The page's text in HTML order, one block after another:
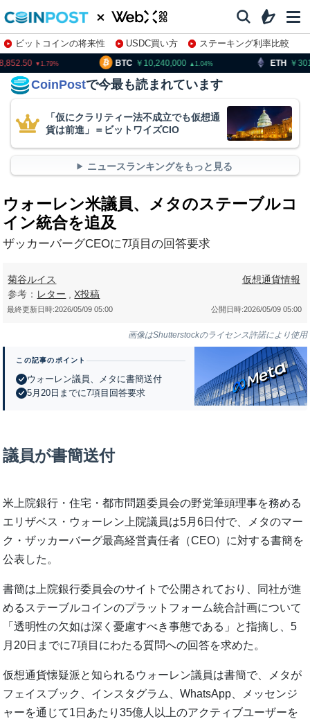
ビットコインの将来性 USDC買い方
ステーキング利率比較
株特集・関連銘柄
BTC 10,240,000 1.04 ETH
1.79
CoinPostで今最も読まれています
「仮にクラリティー法不成立でも仮想通
貨は前進」＝ビットワイズCIO
ニュースランキングをもっと見る
ウォーレン米議員、メタのステーブルコ
イン統合を追及
ザッカーバーグCEOに7項目の回答要求
菊谷ルイス
参考： レター ,X投稿
仮想通貨情報
公開日時:2026/05/09 05:00
最終更新日時:2026/05/09 05:00
画像はShutterstockのライセンス許諾により使用
この記事のポイント
ウォーレン議員、メタに書簡送付
5月20日までに7項目回答要求
議員が書簡送付
米上院銀行・住宅・都市問題委員会の野党筆頭理事を務める
エリザベス・ウォーレン上院議員は5月6日付で、メタのマー
ク・ザッカーバーグ最高経営責任者（CEO）に対する書簡を
公表した。
書簡は上院銀行委員会のサイトで公開されており、同社が進
めるステーブルコインのプラットフォーム統合計画について
「透明性の欠如は深く憂慮すべき事態である」と指摘し、5
月20日までに7項目にわたる質問への回答を求めた。
仮想通貨懐疑派と知られるウォーレン議員は書簡で、メタが
フェイスブック、インスタグラム、WhatsApp、メッセンジ
ャーを通じて1日あたり35億人以上のアクティブユーザーを